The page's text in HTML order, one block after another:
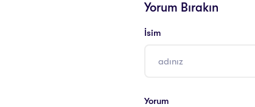
Yorum Bırakın
İsim
Yorum